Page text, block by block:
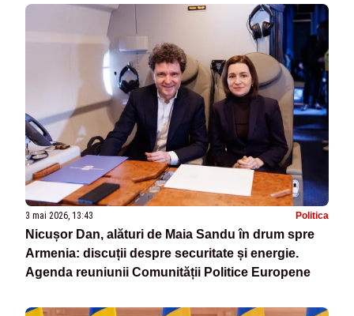
3 mai 2026, 13:43 Politica
Nicușor Dan, alături de Maia Sandu în drum spre
Armenia: discuții despre securitate și energie.
Agenda reuniunii Comunității Politice Europene